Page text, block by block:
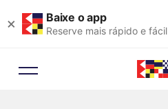
× Baixe o app
Reserve mais rápido e fácil